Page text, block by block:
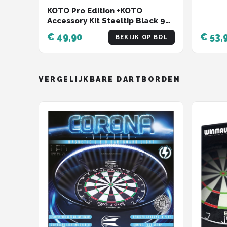
KOTO Pro Edition +KOTO
Accessory Kit Steeltip Black 90
Pieces, Complete DartSet,
Dartbord
€ 49,90 BEKIJK OP BOL
Ihnen
€
VERGELIJKBARE DARTBORDEN